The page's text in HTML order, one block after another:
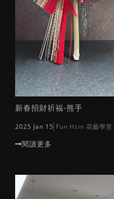
新春招財祈福-熊手
2025 Jan 15 Fun Hsin 花藝學堂
閱讀更多